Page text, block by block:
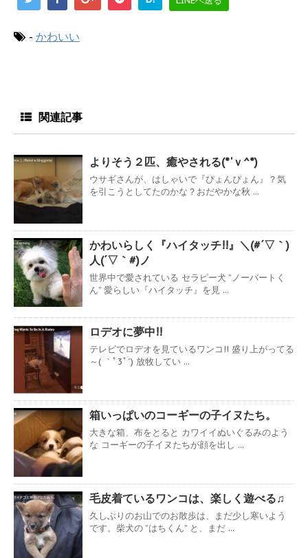
- かわいい
関連記事
よりそう２匹、癒やされる(*'ｖ^*)
ウサギさんが、はしゃいで『ぴょんぴょん』？気
を引こうとしてたのかな？おだやかな秋 ...
かわいらしく『ハイタッチ!!』＼(#´▽｀)
人(´▽｀#)ノ
世界中で愛されている セラピー犬 ”ノーバートく
ん” 愛らしい『ハイタッチ』を見 ...
ロデオに夢中!!
テレビでロデオを見ているワンコ!! 盛り上がってる
～( ｀ﾟ3ﾟ´) 放牧してい ...
箱いっぱいのコーギーの子イヌたち。
大きな箱、布をとると カワイイぬいぐるみのよう
な コーギーの子イヌたちが顔を出し ...
毛皮着ているワンコは、楽しく遊べる♫
久しぶりのお山でのお散歩は、まだ少し寒いよう
です。柴犬の ”はちくん” と、まだ ...